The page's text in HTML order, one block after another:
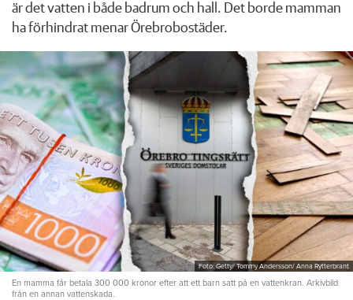
är det vatten i både badrum och hall. Det borde mamman
ha förhindrat menar Örebrobostäder.
Foto: Getty/ Tommy Andersson/ Anna Rytterbrant
En mamma får betala 300 000 kronor efter att ett barn satt på en vattenkran. Arkivbild
från en annan vattenskada.